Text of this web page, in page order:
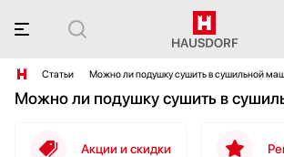
Статьи Можно ли подушку сушить в сушильной
Можно ли подушку сушить в
Акции и скидки